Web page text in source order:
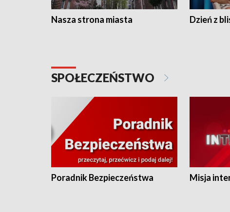
Nasza strona miasta Dzień z
SPOŁECZEŃSTWO
Poradnik Bezpieczeństwa Misja